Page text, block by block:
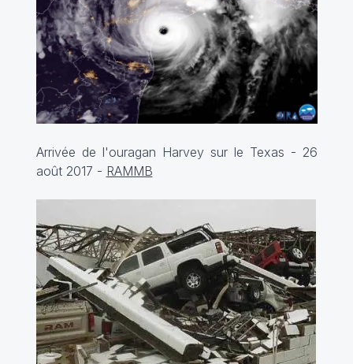
Arrivée de l'ouragan Harvey sur le Texas - 26
août 2017 - RAMMB